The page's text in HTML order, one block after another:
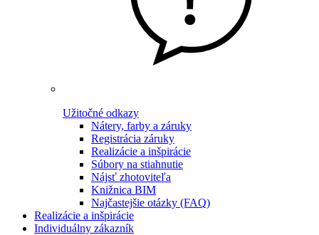
Užitočné odkazy
Nátery, farby a záruky
Registrácia záruky
Realizácie a inšpirácie
Súbory na stiahnutie
Nájsť zhotoviteľa
Knižnica BIM
Najčastejšie otázky (FAQ)
Realizácie a inšpirácie
Individuálny zákazník